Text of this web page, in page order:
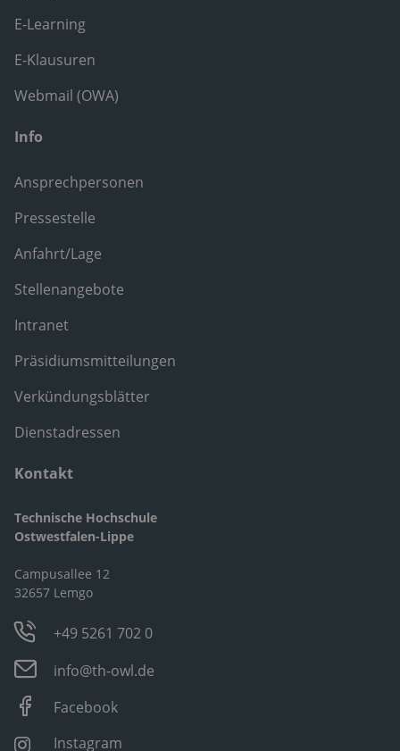
E-Learning
E-Klausuren
Webmail (OWA)
Info
Ansprechpersonen
Pressestelle
Anfahrt/Lage
Stellenangebote
Intranet
Präsidiumsmitteilungen
Verkündungsblätter
Dienstadressen
Kontakt
Technische Hochschule
Ostwestfalen-Lippe
Campusallee 12
32657 Lemgo
+49 5261 702 0
info@th-owl.de
Facebook
Instagram